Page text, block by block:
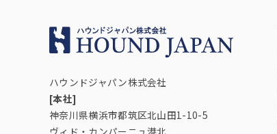
ハウンドジャパン株式会社
[本社]
神奈川県横浜市都筑区北山田1-10-5
ヴィド・カンパーニュ港北